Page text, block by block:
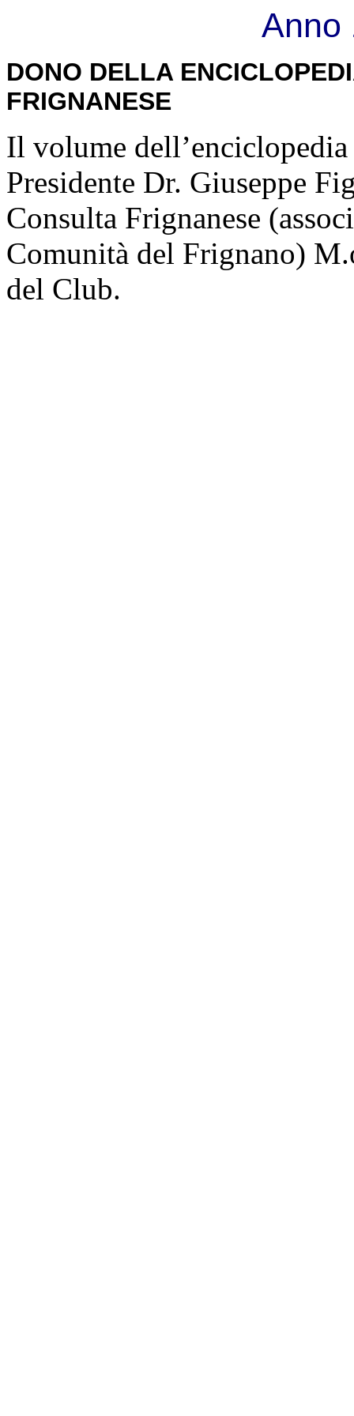
Anno
DONO DELLA
FRIGNANESE
Il volume
Presidente Dr. Giuseppe
Consulta Frignanese
Comunità del Frignano)
del Club.